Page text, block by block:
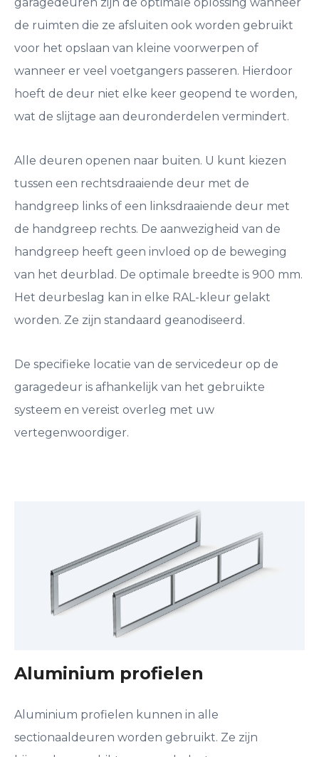
de ruimten die ze afsluiten ook worden gebruikt
voor het opslaan van kleine voorwerpen of
wanneer er veel voetgangers passeren. Hierdoor
hoeft de deur niet elke keer geopend te worden,
wat de slijtage aan deuronderdelen vermindert.
Alle deuren openen naar buiten. U kunt kiezen
tussen een rechtsdraaiende deur met de
handgreep links of een linksdraaiende deur met
de handgreep rechts. De aanwezigheid van de
handgreep heeft geen invloed op de beweging
van het deurblad. De optimale breedte is 900 mm.
Het deurbeslag kan in elke RAL-kleur gelakt
worden. Ze zijn standaard geanodiseerd.
De specifieke locatie van de servicedeur op de
garagedeur is afhankelijk van het gebruikte
systeem en vereist overleg met uw
vertegenwoordiger.
Aluminium profielen
Aluminium profielen kunnen in alle
sectionaaldeuren worden gebruikt. Ze zijn